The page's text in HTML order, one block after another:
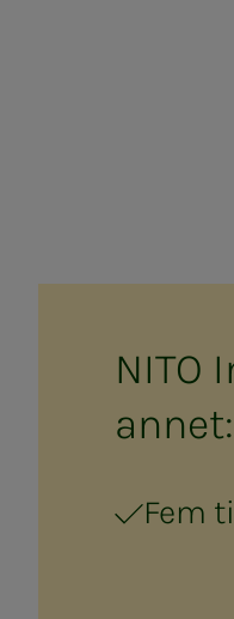
NITO
an­­net:
Fem